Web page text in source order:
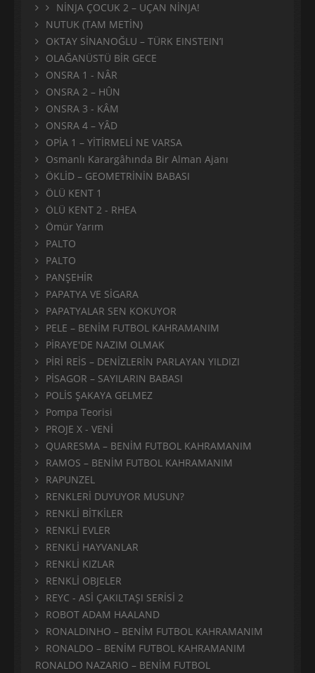
NİNJA ÇOCUK 2 – UÇAN NİNJA!
NUTUK (TAM METİN)
OKTAY SİNANOĞLU – TÜRK EINSTEIN’I
OLAĞANÜSTÜ BİR GECE
ONSRA 1 - NÂR
ONSRA 2 – HÛN
ONSRA 3 - KÂM
ONSRA 4 – YÂD
OPİA 1 – YİTİRMELİ NE VARSA
Osmanlı Karargâhında Bir Alman Ajanı
ÖKLİD – GEOMETRİNİN BABASI
ÖLÜ KENT 1
ÖLÜ KENT 2 - RHEA
Ömür Yarım
PALTO
PALTO
PANŞEHİR
PAPATYA VE SİGARA
PAPATYALAR SEN KOKUYOR
PELE – BENİM FUTBOL KAHRAMANIM
PİRAYE'DE NAZIM OLMAK
PİRİ REİS – DENİZLERİN PARLAYAN YILDIZI
PİSAGOR – SAYILARIN BABASI
POLİS ŞAKAYA GELMEZ
Pompa Teorisi
PROJE X - VENİ
QUARESMA – BENİM FUTBOL KAHRAMANIM
RAMOS – BENİM FUTBOL KAHRAMANIM
RAPUNZEL
RENKLERİ DUYUYOR MUSUN?
RENKLİ BİTKİLER
RENKLİ EVLER
RENKLİ HAYVANLAR
RENKLİ KIZLAR
RENKLİ OBJELER
REYC - ASİ ÇAKILTAŞI SERİSİ 2
ROBOT ADAM HAALAND
RONALDINHO – BENİM FUTBOL KAHRAMANIM
RONALDO – BENİM FUTBOL KAHRAMANIM
RONALDO NAZARIO – BENİM FUTBOL